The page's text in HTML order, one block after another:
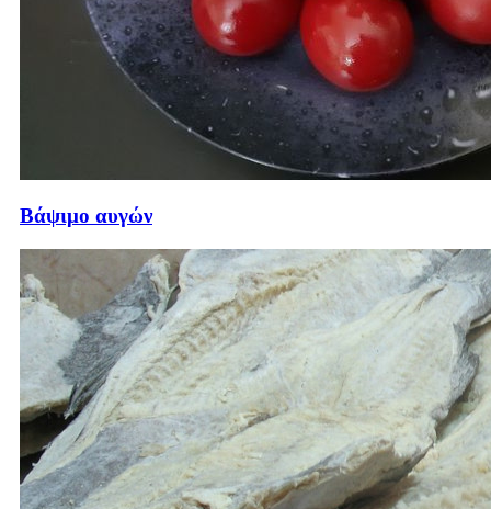
Βάψιμο αυγών